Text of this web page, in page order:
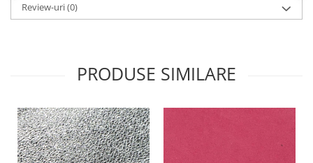
Review-uri(0)
PRODUSE SIMILARE